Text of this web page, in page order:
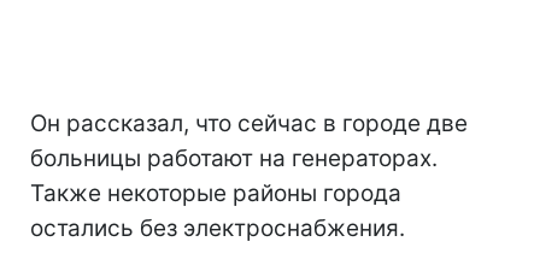
Он рассказал, что сейчас в городе две
больницы работают на генераторах.
Также некоторые районы города
остались без электроснабжения.